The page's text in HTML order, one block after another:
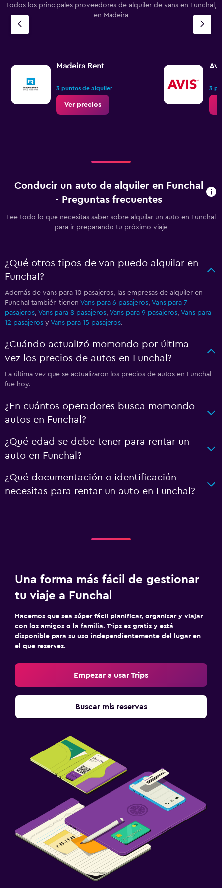
Todos los principales proveedores de alquiler de vans en Funchal,
en Madeira
Madeira Rent
3 puntos de alquiler
Ver precios
3
Conducir un auto de alquiler en Funchal
- Preguntas frecuentes
Lee todo lo que necesitas saber sobre alquilar un auto en Funchal
para ir preparando tu próximo viaje
¿Qué otros tipos de van puedo alquilar en
Funchal?
Además de vans para 10 pasajeros, las empresas de alquiler en
Funchal también tienen Vans para 6 pasajeros, Vans para 7
pasajeros, Vans para 8 pasajeros, Vans para 9 pasajeros, Vans para
12 pasajeros y Vans para 15 pasajeros.
¿Cuándo actualizó momondo por última
vez los precios de autos en Funchal?
La última vez que se actualizaron los precios de autos en Funchal
fue hoy.
¿En cuántos operadores busca momondo
autos en Funchal?
¿Qué edad se debe tener para rentar un
auto en Funchal?
¿Qué documentación o identificación
necesitas para rentar un auto en Funchal?
Una forma más fácil de gestionar
tu viaje a Funchal
Hacemos que sea súper fácil planificar, organizar y viajar
con los amigos o la familia. Trips es gratis y está
disponible para su uso independientemente del lugar en
el que reserves.
Empezar a usar Trips
Buscar mis reservas